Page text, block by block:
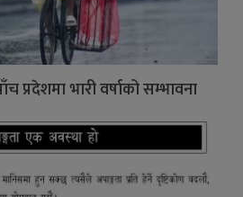
प्रदेशमा भारी वर्षाको सम्भावना